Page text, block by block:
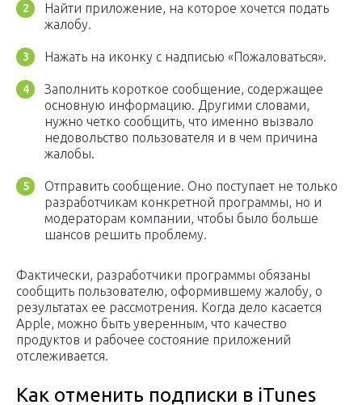
Найти приложение, на которое хочется подать
жалобу.
Нажать на иконку с надписью «Пожаловаться».
Заполнить короткое сообщение, содержащее
основную информацию. Другими словами,
нужно четко сообщить, что именно вызвало
недовольство пользователя и в чем причина
жалобы.
Отправить сообщение. Оно поступает не только
разработчикам конкретной программы, но и
модераторам компании, чтобы было больше
шансов решить проблему.
Фактически, разработчики программы обязаны
сообщить пользователю, оформившему жалобу, о
результатах ее рассмотрения. Когда дело касается
Apple, можно быть уверенным, что качество
продуктов и рабочее состояние приложений
отслеживается.
Как отменить подписки в iTunes